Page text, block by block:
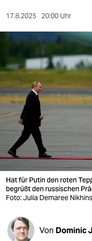
kultur
sport
berlin
nord
wahrheit
verlag
verlag
veranstaltungen
shop
fragen & hilfe
unterstützen
17.8.2025 20:00 Uhr
Hat für Putin den roten
begrüßt den russischen
Foto: Julia Demaree
Von Dominic